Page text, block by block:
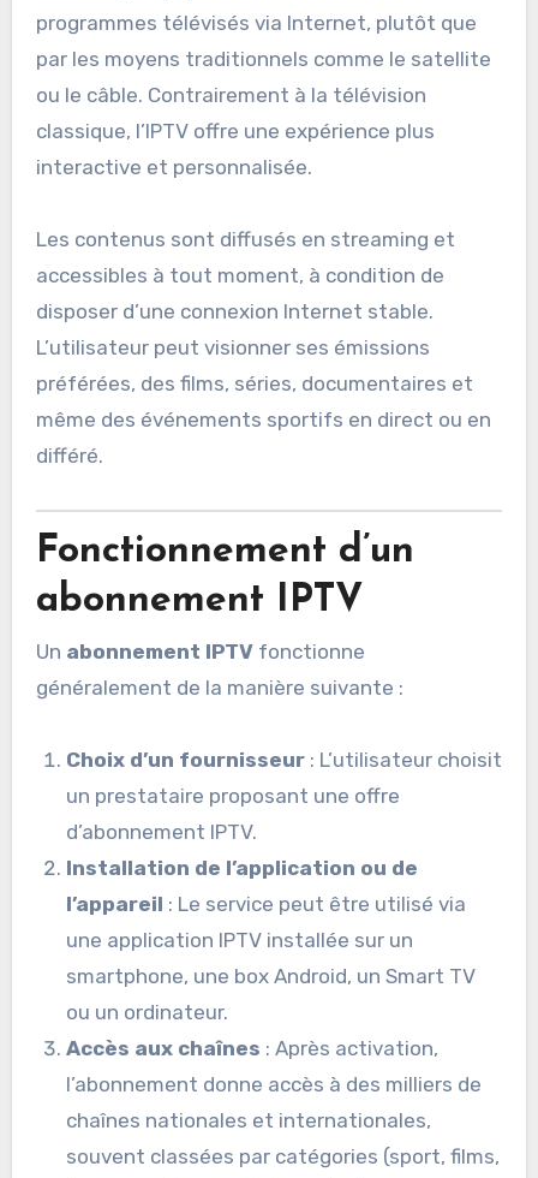
programmes télévisés via Internet, plutôt que
par les moyens traditionnels comme le satellite
ou le câble. Contrairement à la télévision
classique, l’IPTV offre une expérience plus
interactive et personnalisée.
Les contenus sont diffusés en streaming et
accessibles à tout moment, à condition de
disposer d’une connexion Internet stable.
L’utilisateur peut visionner ses émissions
préférées, des films, séries, documentaires et
même des événements sportifs en direct ou en
différé.
Fonctionnement d’un
abonnement IPTV
Un abonnement IPTVfonctionne
généralement de la manière suivante :
Choix d’un fournisseur : L’utilisateur choisit
un prestataire proposant une offre
d’abonnement IPTV.
Installation de l’application ou de
l’appareil : Le service peut être utilisé via
une application IPTV installée sur un
smartphone, une box Android, un Smart TV
ou un ordinateur.
Accès aux chaînes : Après activation,
l’abonnement donne accès à des milliers de
chaînes nationales et internationales,
souvent classées par catégories (sport, films,